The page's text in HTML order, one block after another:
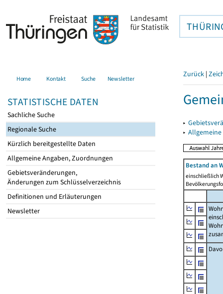
Home Kontakt Suche Newsletter
STATISTISCHE DATEN
Sachliche Suche
Regionale Suche
Kürzlich bereitgestellte Daten
Allgemeine Angaben, Zuordnungen
Gebietsveränderungen,
Änderungen zum Schlüsselverzeichnis
Definitionen und Erläuterungen
Newsletter
Zurück |
▸
▸
Bestand an
einschließlich